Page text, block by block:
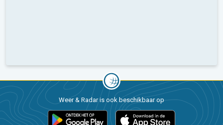
Weer & Radar is ook beschikbaar op